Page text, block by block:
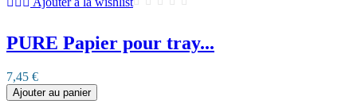
PURE Papier pour tray...
7,45 €
Ajouter au panier